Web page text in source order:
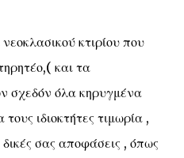
κτιρίου που
και τα
σχεδόν όλα κηρυγμένα
ιδιοκτήτες τιμωρία ,
σας αποφάσεις , όπως